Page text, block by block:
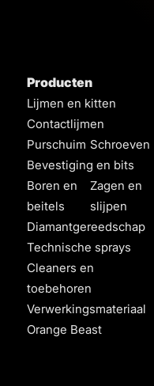
Producten
Lijmen en kitten
Contactlijmen
Purschuim Schroeven
Bevestiging en bits
Boren en
beitels
Zagen en
slijpen
Diamantgereedschap
Technische sprays
Cleaners en
toebehoren
Verwerkingsmateriaal
Orange Beast